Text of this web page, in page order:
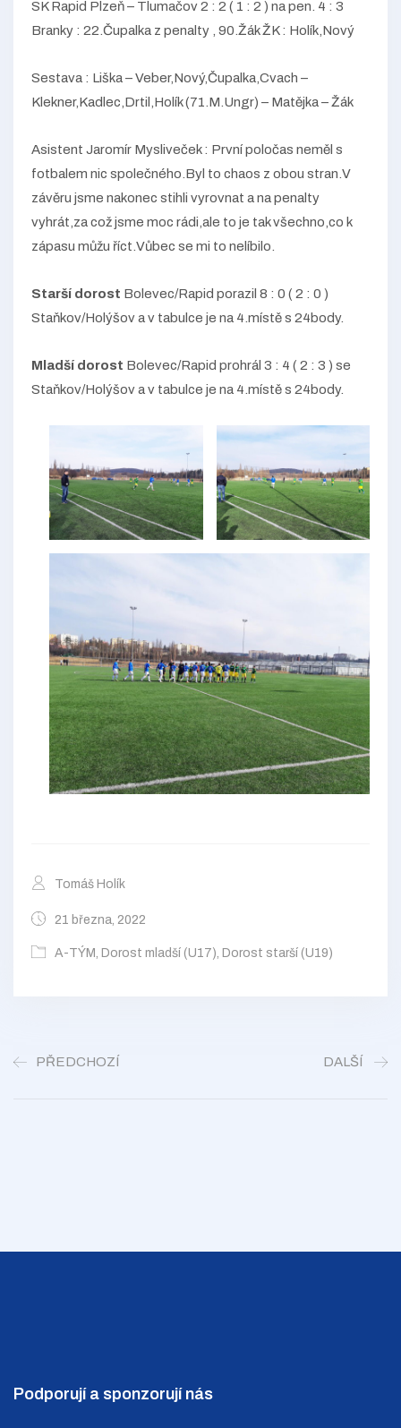
SK Rapid Plzeň – Tlumačov 2 : 2 ( 1 : 2 ) na pen. 4 : 3
Branky : 22.Čupalka z penalty , 90.Žák ŽK : Holík,Nový
Sestava : Liška – Veber,Nový,Čupalka,Cvach –
Klekner,Kadlec,Drtil,Holík (71.M.Ungr) – Matějka – Žák
Asistent Jaromír Mysliveček : První poločas neměl s
fotbalem nic společného.Byl to chaos z obou stran.V
závěru jsme nakonec stihli vyrovnat a na penalty
vyhrát,za což jsme moc rádi,ale to je tak všechno,co k
zápasu můžu říct.Vůbec se mi to nelíbilo.
Starší dorost Bolevec/Rapid porazil 8 : 0 ( 2 : 0 )
Staňkov/Holýšov a v tabulce je na 4.místě s 24body.
Mladší dorost Bolevec/Rapid prohrál 3 : 4 ( 2 : 3 ) se
Staňkov/Holýšov a v tabulce je na 4.místě s 24body.
Tomáš Holík
21 března, 2022
A-TÝM Dorost mladší (U17) Dorost starší (U19)
PŘEDCHOZÍ DALŠÍ
Podporují a sponzorují nás